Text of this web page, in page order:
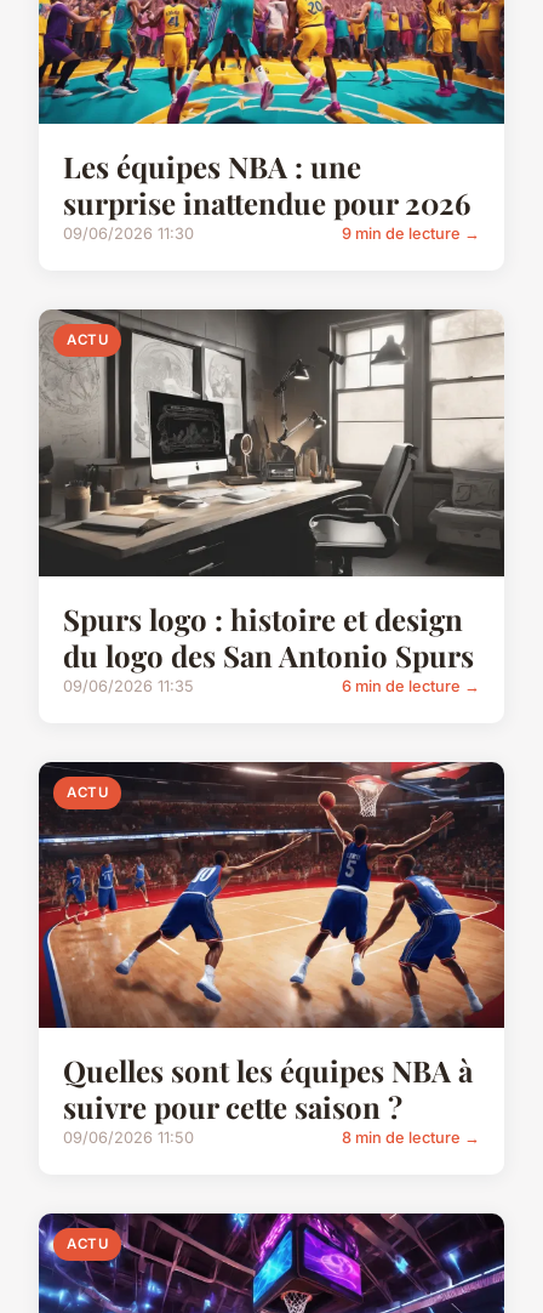
Les équipes NBA : une
surprise inattendue pour 2026
09/06/2026 11:30 9 min de lecture →
ACTU
Spurs logo : histoire et design
du logo des San Antonio Spurs
09/06/2026 11:35 6 min de lecture →
ACTU
Quelles sont les équipes NBA à
suivre pour cette saison ?
09/06/2026 11:50 8 min de lecture →
ACTU